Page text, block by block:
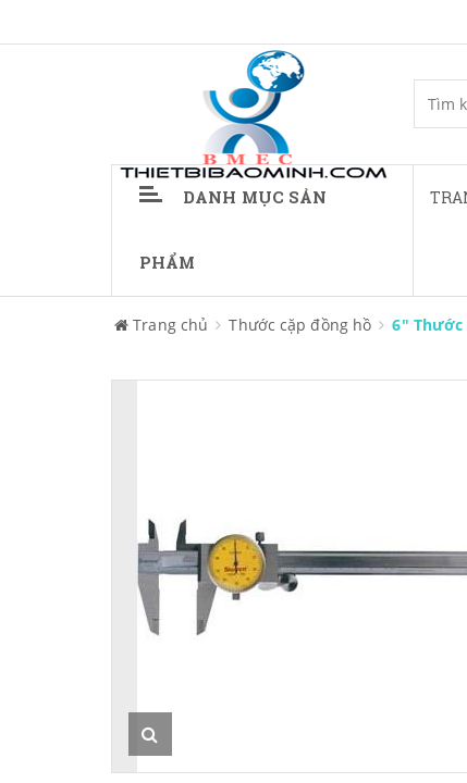
DANH MỤC SẢN
PHẨM
Trang chủ Thước cặp đồng hồ 6" Thước